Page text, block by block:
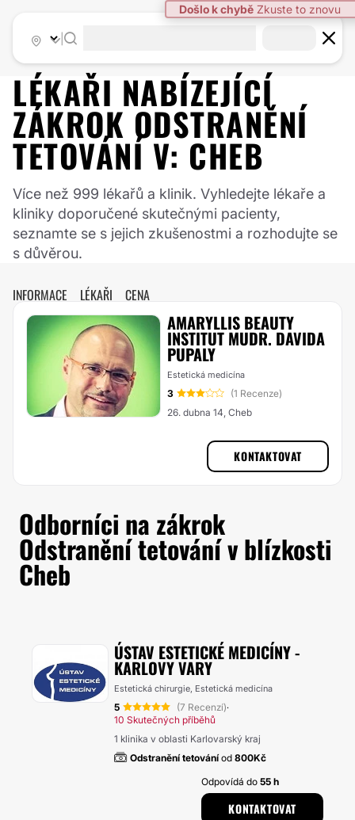
Došlo k chybě Zkuste to znovu
LÉKAŘI NABÍZEJÍCÍ
ZÁKROK ODSTRANĚNÍ
TETOVÁNÍ V: CHEB
Více než 999 lékařů a klinik. Vyhledejte lékaře a
kliniky doporučené skutečnými pacienty,
seznamte se s jejich zkušenostmi a rozhodujte se
s důvěrou.
INFORMACE LÉKAŘI CENA
AMARYLLIS BEAUTY
INSTITUT MUDR. DAVIDA
PUPALY
Estetická medicína
3
(1 Recenze)
26. dubna 14, Cheb
KONTAKTOVAT
Odborníci na zákrok
Odstranění tetování v blízkosti
Cheb
ÚSTAV ESTETICKÉ MEDICÍNY -
KARLOVY VARY
Estetická chirurgie, Estetická medicína
5 (7 Recenzí)·
10 Skutečných příběhů
1 klinika v oblasti Karlovarský kraj
Odstranění tetováníod 800Kč
Odpovídá do55 h
KONTAKTOVAT